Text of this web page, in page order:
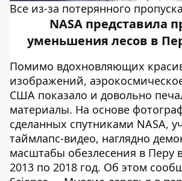
Все из-за потерянного пропуска
NASA представила
уменьшения лесов в
Помимо вдохновляющих
изображений,
США показало и довольно
материалы. На основе
сделанных спутниками NASA,
таймлапс-видео, наглядно
масштабы обезлесения в Перу
2013 по 2018 год. Об этом